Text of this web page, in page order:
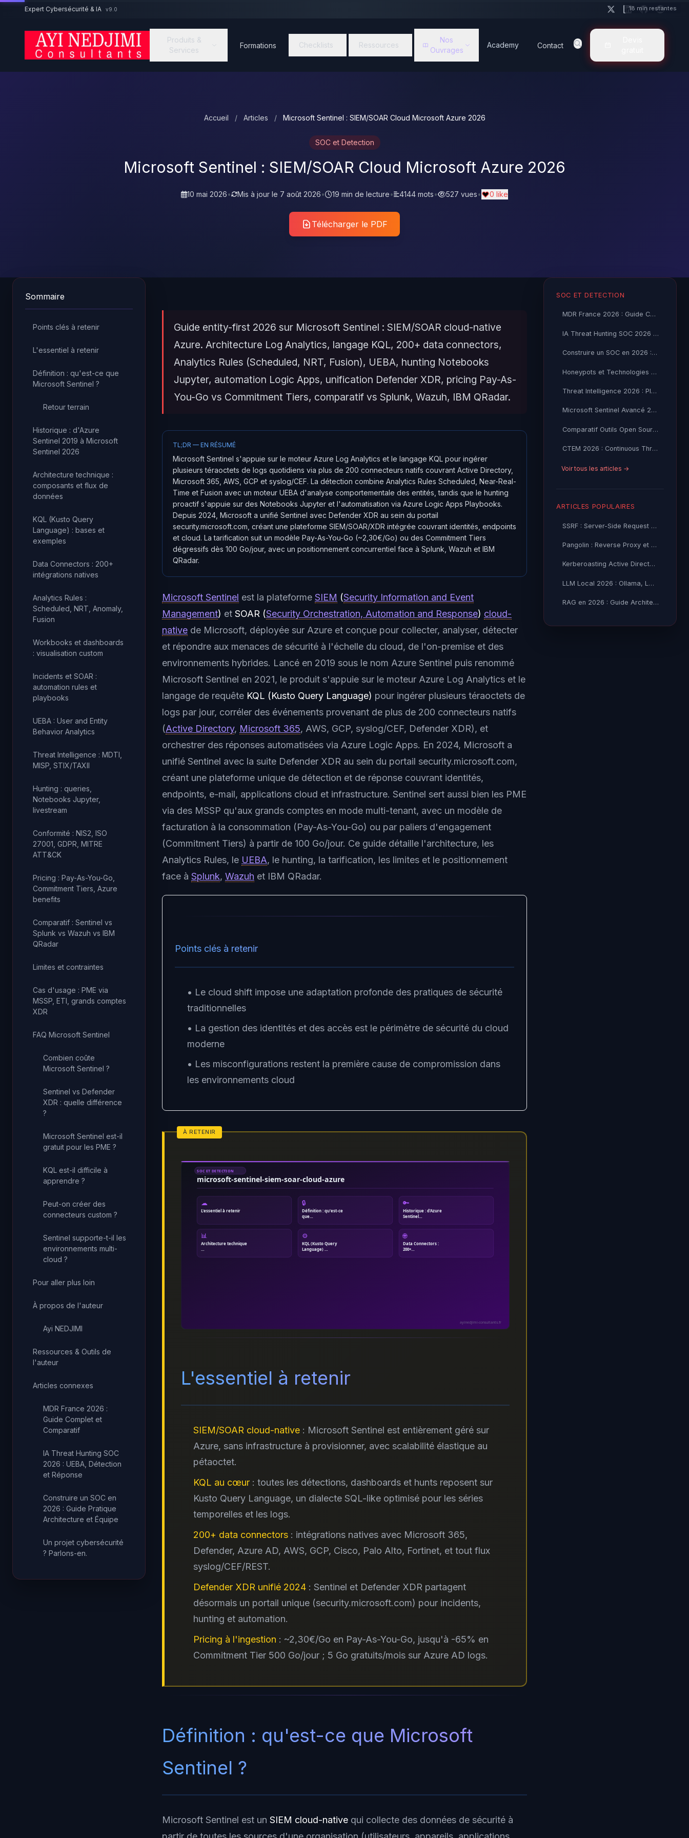
Aller au contenu principal
Expert Cybersécurité & IA v9.0
Produits &
Services
Formations Checklists Ressources
Nos
Ouvrages
Academy Contact
Accueil / Articles / Microsoft Sentinel : SIEM/SOAR Cloud Microsoft Azure 2026
SOC et Detection
Microsoft Sentinel : SIEM/SOAR Cloud Microsoft Azure 2026
10 mai 2026• Mis à jour le 7 août 2026• 19 min de lecture• 4144 mots• 527 vues• 0 like
Télécharger le PDF
Sommaire
Points clés à retenir
L'essentiel à retenir
Définition : qu'est-ce que
Microsoft Sentinel ?
Retour terrain
Historique : d'Azure
Sentinel 2019 à Microsoft
Sentinel 2026
Architecture technique :
composants et flux de
données
KQL (Kusto Query
Language) : bases et
exemples
Data Connectors : 200+
intégrations natives
Analytics Rules :
Scheduled, NRT, Anomaly,
Fusion
Workbooks et dashboards
: visualisation custom
Incidents et SOAR :
automation rules et
playbooks
UEBA : User and Entity
Behavior Analytics
Threat Intelligence : MDTI,
MISP, STIX/TAXII
Hunting : queries,
Notebooks Jupyter,
livestream
Conformité : NIS2, ISO
27001, GDPR, MITRE
ATT&CK
Pricing : Pay-As-You-Go,
Commitment Tiers, Azure
benefits
Comparatif : Sentinel vs
Splunk vs Wazuh vs IBM
QRadar
Limites et contraintes
Cas d'usage : PME via
MSSP, ETI, grands comptes
XDR
FAQ Microsoft Sentinel
Combien coûte
Microsoft Sentinel ?
Sentinel vs Defender
XDR : quelle différence
?
Microsoft Sentinel est-il
gratuit pour les PME ?
KQL est-il difficile à
apprendre ?
Peut-on créer des
connecteurs custom ?
Sentinel supporte-t-il les
environnements multi-
cloud ?
Pour aller plus loin
À propos de l'auteur
Ayi NEDJIMI
Ressources & Outils de
l'auteur
Articles connexes
MDR France 2026 :
Guide Complet et
Comparatif
IA Threat Hunting SOC
2026 : UEBA, Détection
et Réponse
Construire un SOC en
2026 : Guide Pratique
Architecture et Équipe
Un projet cybersécurité
? Parlons-en.
Guide entity-first 2026 sur Microsoft Sentinel : SIEM/SOAR cloud-native
Azure. Architecture Log Analytics, langage KQL, 200+ data connectors,
Analytics Rules (Scheduled, NRT, Fusion), UEBA, hunting Notebooks
Jupyter, automation Logic Apps, unification Defender XDR, pricing Pay-As-
You-Go vs Commitment Tiers, comparatif vs Splunk, Wazuh, IBM QRadar.
TL;DR — EN RÉSUMÉ
Microsoft Sentinel s'appuie sur le moteur Azure Log Analytics et le langage KQL pour ingérer
plusieurs téraoctets de logs quotidiens via plus de 200 connecteurs natifs couvrant Active Directory,
Microsoft 365, AWS, GCP et syslog/CEF. La détection combine Analytics Rules Scheduled, Near-Real-
Time et Fusion avec un moteur UEBA d'analyse comportementale des entités, tandis que le hunting
proactif s'appuie sur des Notebooks Jupyter et l'automatisation via Azure Logic Apps Playbooks.
Depuis 2024, Microsoft a unifié Sentinel avec Defender XDR au sein du portail
security.microsoft.com, créant une plateforme SIEM/SOAR/XDR intégrée couvrant identités, endpoints
et cloud. La tarification suit un modèle Pay-As-You-Go (~2,30€/Go) ou des Commitment Tiers
dégressifs dès 100 Go/jour, avec un positionnement concurrentiel face à Splunk, Wazuh et IBM
QRadar.
Microsoft Sentinel est la plateforme SIEM (Security Information and Event
Management) et SOAR (Security Orchestration, Automation and Response) cloud-
native de Microsoft, déployée sur Azure et conçue pour collecter, analyser, détecter
et répondre aux menaces de sécurité à l'échelle du cloud, de l'on-premise et des
environnements hybrides. Lancé en 2019 sous le nom Azure Sentinel puis renommé
Microsoft Sentinel en 2021, le produit s'appuie sur le moteur Azure Log Analytics et le
langage de requête KQL (Kusto Query Language) pour ingérer plusieurs téraoctets de
logs par jour, corréler des événements provenant de plus de 200 connecteurs natifs
(Active Directory, Microsoft 365, AWS, GCP, syslog/CEF, Defender XDR), et
orchestrer des réponses automatisées via Azure Logic Apps. En 2024, Microsoft a
unifié Sentinel avec la suite Defender XDR au sein du portail security.microsoft.com,
créant une plateforme unique de détection et de réponse couvrant identités,
endpoints, e-mail, applications cloud et infrastructure. Sentinel sert aussi bien les PME
via des MSSP qu'aux grands comptes en mode multi-tenant, avec un modèle de
facturation à la consommation (Pay-As-You-Go) ou par paliers d'engagement
(Commitment Tiers) à partir de 100 Go/jour. Ce guide détaille l'architecture, les
Analytics Rules, le UEBA, le hunting, la tarification, les limites et le positionnement
face à Splunk, Wazuh et IBM QRadar.
Points clés à retenir
• Le cloud shift impose une adaptation profonde des pratiques de sécurité
traditionnelles
• La gestion des identités et des accès est le périmètre de sécurité du cloud
moderne
• Les misconfigurations restent la première cause de compromission dans
les environnements cloud
SOC ET DETECTION
microsoft-sentinel-siem-soar-cloud-azure
☁
L'essentiel à retenir
🔒
Définition : qu'est-ce
que…
🔑
Historique : d'Azure
Sentinel…
📊
Architecture technique
…
⚙
KQL (Kusto Query
Language) …
🌐
Data Connectors :
200+…
ayinedjimi-consultants.fr
L'essentiel à retenir
SIEM/SOAR cloud-native : Microsoft Sentinel est entièrement géré sur
Azure, sans infrastructure à provisionner, avec scalabilité élastique au
pétaoctet.
KQL au cœur : toutes les détections, dashboards et hunts reposent sur
Kusto Query Language, un dialecte SQL-like optimisé pour les séries
temporelles et les logs.
200+ data connectors : intégrations natives avec Microsoft 365,
Defender, Azure AD, AWS, GCP, Cisco, Palo Alto, Fortinet, et tout flux
syslog/CEF/REST.
Defender XDR unifié 2024 : Sentinel et Defender XDR partagent
désormais un portail unique (security.microsoft.com) pour incidents,
hunting et automation.
Pricing à l'ingestion : ~2,30€/Go en Pay-As-You-Go, jusqu'à -65% en
Commitment Tier 500 Go/jour ; 5 Go gratuits/mois sur Azure AD logs.
Définition : qu'est-ce que Microsoft
Sentinel ?
Microsoft Sentinel est un SIEM cloud-native qui collecte des données de sécurité à
SOC ET DETECTION
MDR France 2026 : Guide Complet et Comparatif
IA Threat Hunting SOC 2026 : UEBA, Détection et Réponse
Construire un SOC en 2026 : Guide Pratique Architecture et Équipe
Honeypots et Technologies de Déception 2026 : Détection Active
Threat Intelligence 2026 : Plateformes, Feeds et Intégration SOC
Microsoft Sentinel Avancé 2026 : KQL, SOAR et UEBA
Comparatif Outils Open Source SOC 2026 : Wazuh, TheHive, MISP
CTEM 2026 : Continuous Threat Exposure Management en Pratique
Voir tous les articles →
ARTICLES POPULAIRES
SSRF : Server-Side Request Forgery — Exploitation Avancée
Pangolin : Reverse Proxy et Tunnel Self-Hosted — Guide
Kerberoasting Active Directory : Attaque et Défense 2026
LLM Local 2026 : Ollama, LM Studio ou vLLM — Quel Outil selon
RAG en 2026 : Guide Architecture, Vectorisation & Chunking
18 min restantes